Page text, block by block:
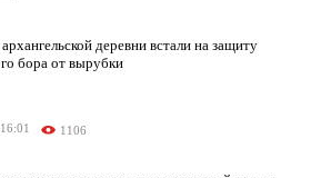
деревни встали на защиту
бора от вырубки
1106